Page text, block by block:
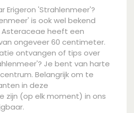
Erigeron 'Strahlenmeer'?
is ook wel bekend
Asteraceae heeft een
ongeveer 60 centimeter.
ontvangen of tips over
Je bent van harte
Belangrijk om te
in deze
zijn (op elk moment) in ons